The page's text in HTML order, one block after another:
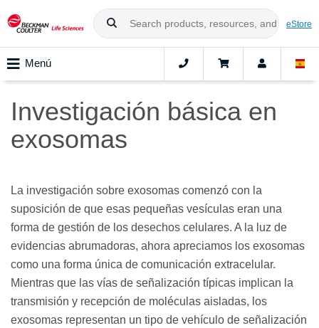
eStore
Menú
Investigación básica en
exosomas
La investigación sobre exosomas comenzó con la
suposición de que esas pequeñas vesículas eran una
forma de gestión de los desechos celulares. A la luz de
evidencias abrumadoras, ahora apreciamos los exosomas
como una forma única de comunicación extracelular.
Mientras que las vías de señalización típicas implican la
transmisión y recepción de moléculas aisladas, los
exosomas representan un tipo de vehículo de señalización